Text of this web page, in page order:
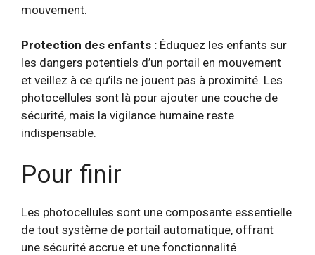
mouvement.
Protection des enfants : Éduquez les enfants sur
les dangers potentiels d’un portail en mouvement
et veillez à ce qu’ils ne jouent pas à proximité. Les
photocellules sont là pour ajouter une couche de
sécurité, mais la vigilance humaine reste
indispensable.
Pour finir
Les photocellules sont une composante essentielle
de tout système de portail automatique, offrant
une sécurité accrue et une fonctionnalité